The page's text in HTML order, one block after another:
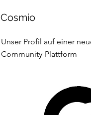
Cosmio
Unser Profil auf einer
Community-Plattform